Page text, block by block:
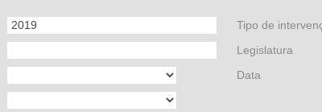
Tipo de
Legislatura
Data